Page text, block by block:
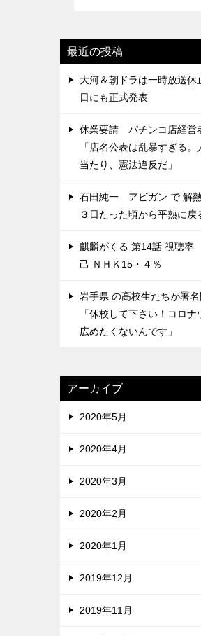
最近の投稿
大河＆朝ドラは一時放送
日にも正式発表
休業要請 パチンコ店経営
「店名公表は乱暴すぎる。
当たり、憲法違反だ」
石田純一 アビガン で 解
３日たった頃から平熱に戻
麒麟がくる 第14話 視聴
己 ＮＨＫ15・４％
岩手県 の高校生たちが署
「休校して下さい！コロナ
広めたくないんです」
アーカイブ
2020年5月
2020年4月
2020年3月
2020年2月
2020年1月
2019年12月
2019年11月